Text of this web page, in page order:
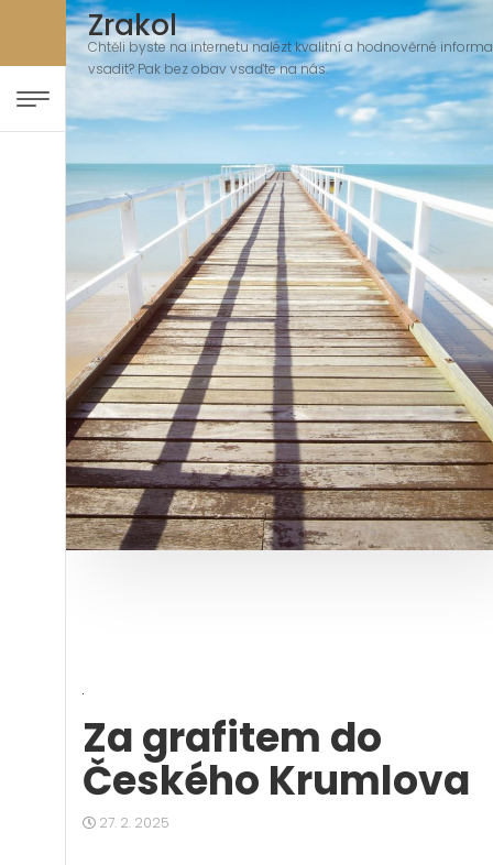
Zrakol
Chtěli byste na internetu nalézt kvalitní a hodnověrné
vsadit? Pak bez obav vsaďte na nás.
Za grafitem do
Českého Krumlova
27. 2. 2025